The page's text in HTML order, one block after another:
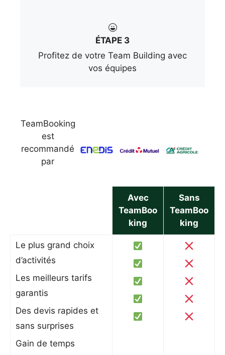
ÉTAPE 3
Profitez de votre Team Building avec
vos équipes
TeamBooking
est
recommandé
par
Avec
TeamBoo
king
Sans
TeamBoo
king
Le plus grand choix
d’activités
Les meilleurs tarifs
garantis
Des devis rapides et
sans surprises
Gain de temps